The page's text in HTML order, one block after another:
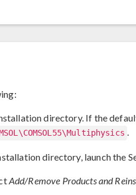
directory. If the
.
directory, launch the
Add/Remove Products and